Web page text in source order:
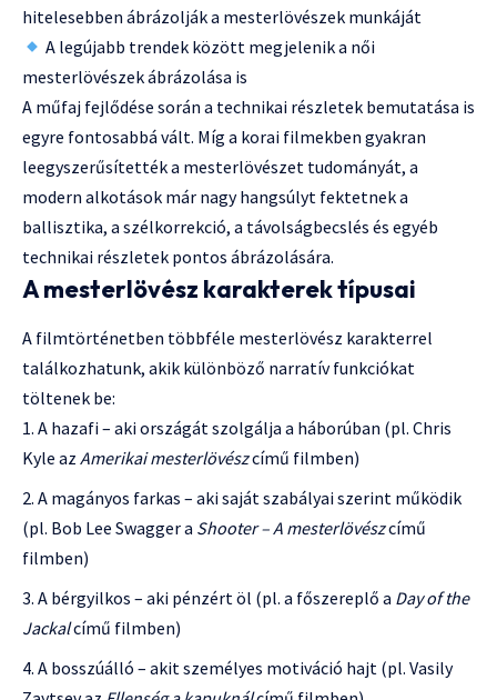
hitelesebben ábrázolják a mesterlövészek munkáját
A legújabb trendek között megjelenik a női
mesterlövészek ábrázolása is
A műfaj fejlődése során a technikai részletek bemutatása is
egyre fontosabbá vált. Míg a korai filmekben gyakran
leegyszerűsítették a mesterlövészet tudományát, a
modern alkotások már nagy hangsúlyt fektetnek a
ballisztika, a szélkorrekció, a távolságbecslés és egyéb
technikai részletek pontos ábrázolására.
A mesterlövész karakterek típusai
A filmtörténetben többféle mesterlövész karakterrel
találkozhatunk, akik különböző narratív funkciókat
töltenek be:
A hazafi – aki országát szolgálja a háborúban (pl. Chris
Kyle az Amerikai mesterlövészcímű filmben)
A magányos farkas – aki saját szabályai szerint működik
(pl. Bob Lee Swagger a Shooter – A mesterlövészcímű
filmben)
A bérgyilkos – aki pénzért öl (pl. a főszereplő a Day of the
Jackalcímű filmben)
A bosszúálló – akit személyes motiváció hajt (pl. Vasily